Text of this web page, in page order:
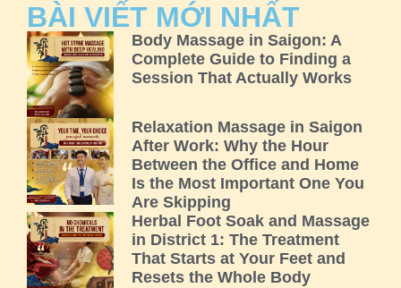
BÀI VIẾT MỚI NHẤT
Body Massage in Saigon: A
Complete Guide to Finding a
Session That Actually Works
Relaxation Massage in Saigon
After Work: Why the Hour
Between the Office and Home
Is the Most Important One You
Are Skipping
Herbal Foot Soak and Massage
in District 1: The Treatment
That Starts at Your Feet and
Resets the Whole Body